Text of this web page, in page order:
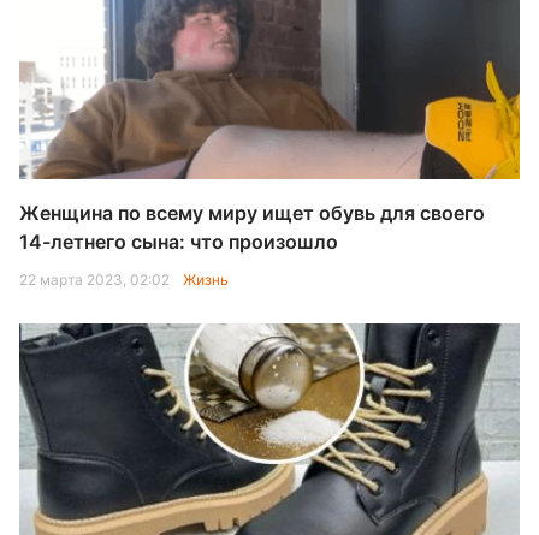
Женщина по всему миру ищет обувь для своего
14-летнего сына: что произошло
22 марта 2023, 02:02 Жизнь